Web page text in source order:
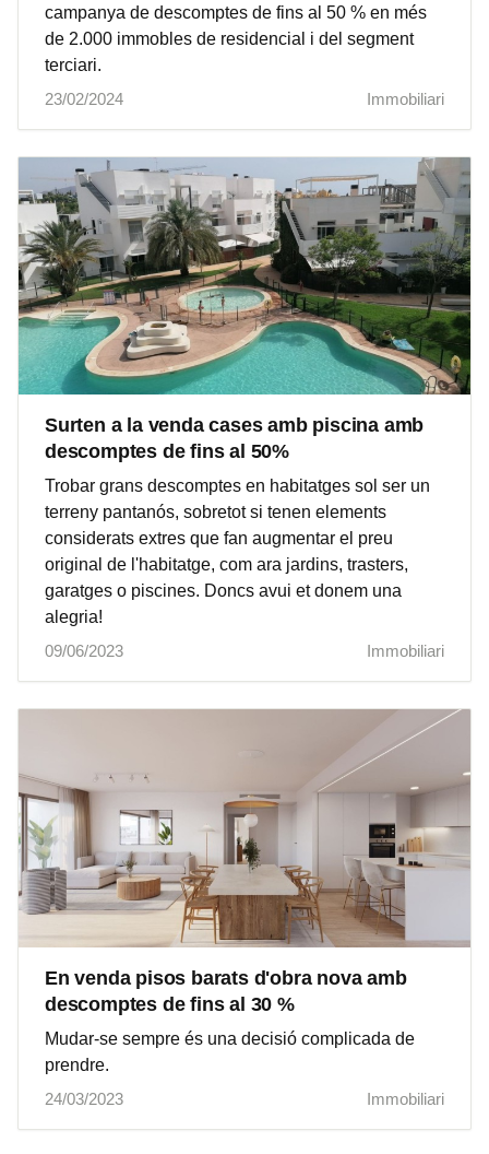
campanya de descomptes de fins al 50 % en més
de 2.000 immobles de residencial i del segment
terciari.
23/02/2024
Immobiliari
Surten a la venda cases amb piscina amb
descomptes de fins al 50%
Trobar grans descomptes en habitatges sol ser un
terreny pantanós, sobretot si tenen elements
considerats extres que fan augmentar el preu
original de l'habitatge, com ara jardins, trasters,
garatges o piscines. Doncs avui et donem una
alegria!
09/06/2023
Immobiliari
En venda pisos barats d'obra nova amb
descomptes de fins al 30 %
Mudar-se sempre és una decisió complicada de
prendre.
24/03/2023
Immobiliari